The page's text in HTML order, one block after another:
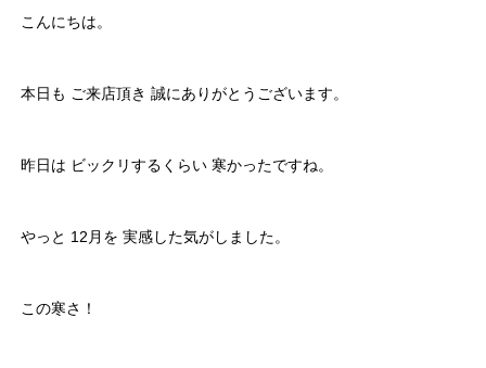
こんにちは。
本日も ご来店頂き 誠にありがとうございます。
昨日は ビックリするくらい 寒かったですね。
やっと 12月を 実感した気がしました。
この寒さ！